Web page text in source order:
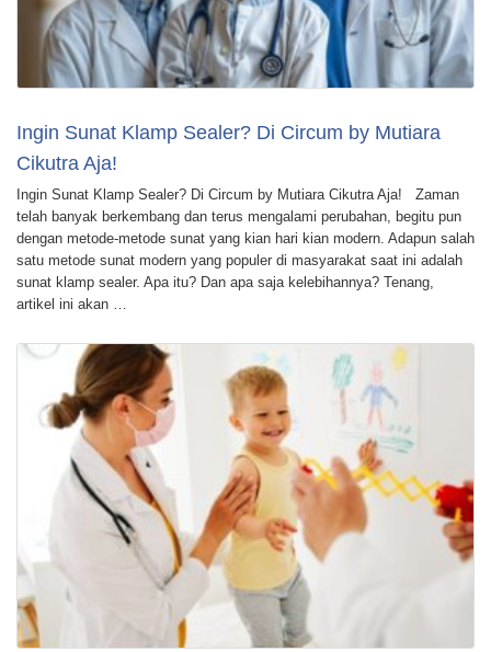
Ingin Sunat Klamp Sealer? Di Circum by Mutiara
Cikutra Aja!
Ingin Sunat Klamp Sealer? Di Circum by Mutiara Cikutra Aja! Zaman
telah banyak berkembang dan terus mengalami perubahan, begitu pun
dengan metode-metode sunat yang kian hari kian modern. Adapun salah
satu metode sunat modern yang populer di masyarakat saat ini adalah
sunat klamp sealer. Apa itu? Dan apa saja kelebihannya? Tenang,
artikel ini akan …